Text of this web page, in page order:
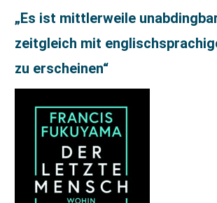
„Es ist mittlerweile
zeitgleich mit
zu erscheinen“